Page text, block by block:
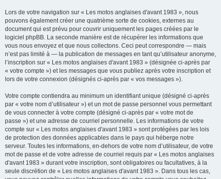
Lors de votre navigation sur « Les motos anglaises d'avant 1983 », nous
pouvons également créer une quatrième sorte de cookies, externes au
document qui est prévu pour couvrir uniquement les pages créées par le
logiciel phpBB. La seconde manière est de récupérer les informations que
vous nous envoyez et que nous collectons. Ceci peut correspondre — mais
n’est pas limité à — la publication de messages en tant qu’utilisateur anonyme,
l’inscription sur « Les motos anglaises d'avant 1983 » (désignée ci-après par
« votre compte ») et les messages que vous publiez après votre inscription et
lors de votre connexion (désignés ci-après par « vos messages »).
Votre compte contiendra au minimum un identifiant unique (désigné ci-après
par « votre nom d’utilisateur ») et un mot de passe personnel vous permettant
de vous connecter à votre compte (désigné ci-après par « votre mot de
passe ») et une adresse de courriel personnelle. Les informations de votre
compte sur « Les motos anglaises d'avant 1983 » sont protégées par les lois
de protection des données applicables dans le pays qui héberge notre
serveur. Toutes les informations, en-dehors de votre nom d’utilisateur, de votre
mot de passe et de votre adresse de courriel requis par « Les motos anglaises
d'avant 1983 » durant votre inscription, sont obligatoires ou facultatives, à la
seule discrétion de « Les motos anglaises d'avant 1983 ». Dans tous les cas,